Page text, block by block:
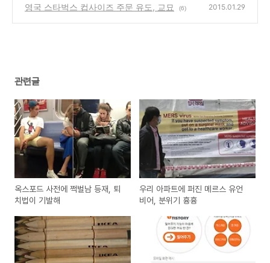
영국 스타벅스 컵사이즈 주문 유도, 교묘 (6) 2015.01.29
관련글
옥스포드 사전에 쩍벌남 등재, 퇴
치법이 기발해
우리 아파트에 퍼진 메르스 유언
비어, 분위기 흉흉